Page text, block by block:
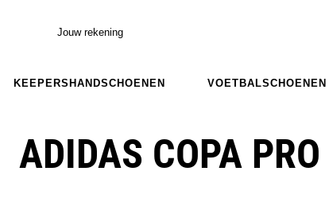
Jouw rekening
KEEPERSHANDSCHOENEN VOETBALSCHOENEN
ADIDAS COPA